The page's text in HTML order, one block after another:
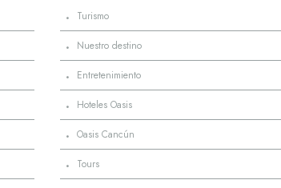
· Turismo
· Nuestro destino
· Entretenimiento
· Hoteles Oasis
· Oasis Cancún
· Tours